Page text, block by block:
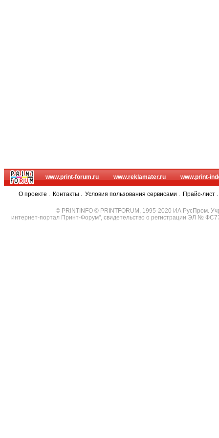
www.print-forum.ru www.reklamater.ru www.print-
О проекте . Контакты . Условия пользования сервисами . Прайс-лист .
© PRINTINFO © PRINTFORUM, 1995-2020 ИА РусПром.
интернет-портал Принт-Форум", свидетельство о регистрации ЭЛ №